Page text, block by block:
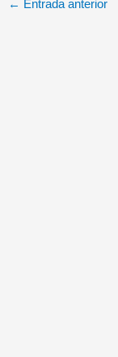
← Entrada anterior